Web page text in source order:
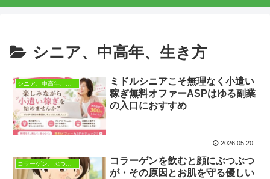
シニア、中高年、生き方
シニア、中高年、生き方
ミドルシニアこそ無理なく小遣い
稼ぎ無料オファーASPはゆる副業
の入口におすすめ
2026.05.20
コラーゲン、ぶつぶつ、肌荒れ
コラーゲンを飲むと顔にぶつぶつ
が・その原因とお肌を守る優しい